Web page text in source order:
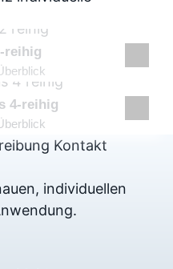
reihig
4-reihig
individuellen